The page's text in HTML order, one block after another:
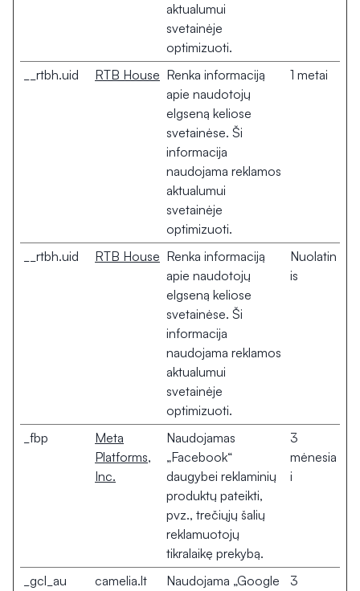
aktualumui
svetainėje
optimizuoti.
__rtbh.uid RTB House Renka informaciją
apie naudotojų
elgseną keliose
svetainėse. Ši
informacija
naudojama reklamos
aktualumui
svetainėje
optimizuoti.
1 metai
__rtbh.uid RTB House Renka informaciją
apie naudotojų
elgseną keliose
svetainėse. Ši
informacija
naudojama reklamos
aktualumui
svetainėje
optimizuoti.
Nuolatin
is
_fbp
Meta
Platforms,
Inc.
Naudojamas
„Facebook“
daugybei reklaminių
produktų pateikti,
pvz., trečiųjų šalių
reklamuotojų
tikralaikę prekybą.
3
mėnesia
i
_gcl_au camelia.lt
Naudojama „Google
3